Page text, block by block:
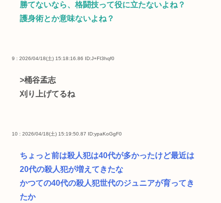
勝てないなら、格闘技って役に立たないよね？
護身術とか意味ないよね？
9 : 2026/04/18(土) 15:18:16.86 ID:J+FI3hqf0
>桶谷孟志
刈り上げてるね
10 : 2026/04/18(土) 15:19:50.87 ID:ypaKoGgF0
ちょっと前は殺人犯は40代が多かったけど最近は
20代の殺人犯が増えてきたな
かつての40代の殺人犯世代のジュニアが育ってき
たか